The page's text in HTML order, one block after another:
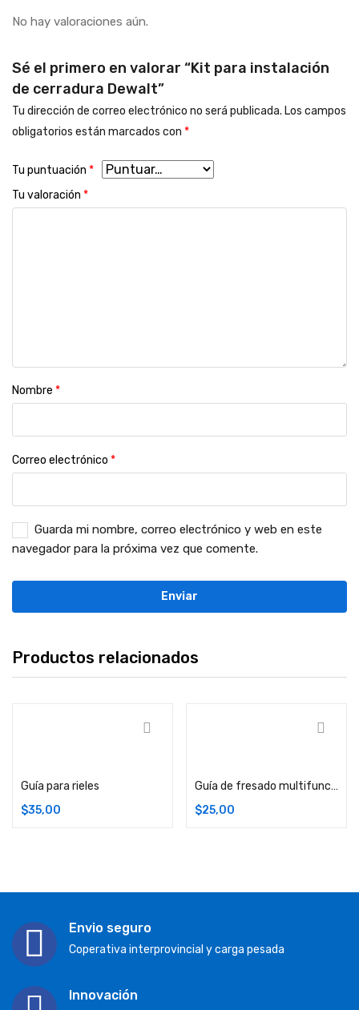
No hay valoraciones aún.
Sé el primero en valorar “Kit para instalación
de cerradura Dewalt”
Tu dirección de correo electrónico no será publicada. Los campos
obligatorios están marcados con *
Tu puntuación *
Tu valoración *
Nombre *
Correo electrónico *
Guarda mi nombre, correo electrónico y web en este
navegador para la próxima vez que comente.
Productos relacionados
Guía para rieles
$35,00
Guía de fresado multifuncional 4 en 1
$25,00
Envio seguro
Coperativa interprovincial y carga pesada
Innovación